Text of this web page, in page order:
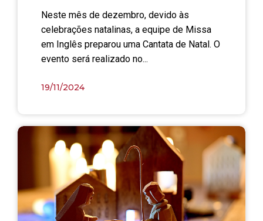
Neste mês de dezembro, devido às
celebrações natalinas, a equipe de Missa
em Inglês preparou uma Cantata de Natal. O
evento será realizado no...
19/11/2024